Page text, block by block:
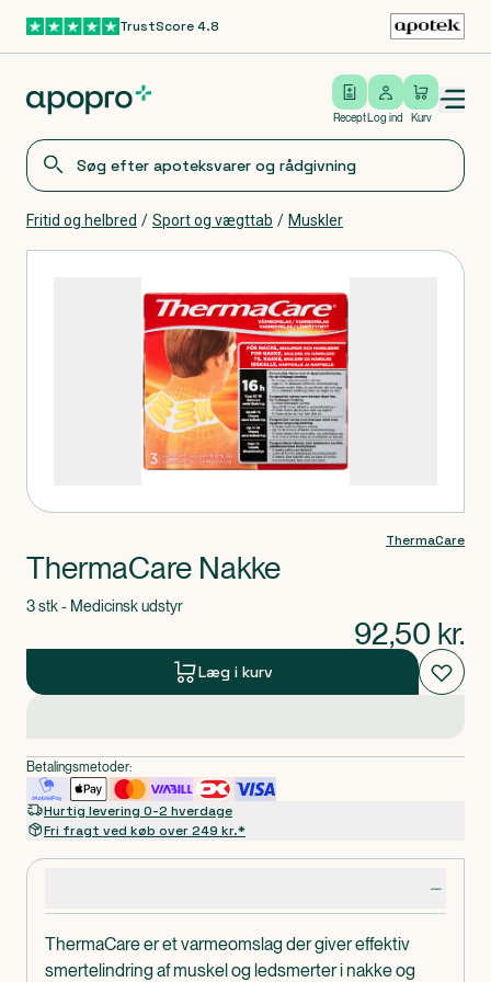
Gå til hovedindholdTrustScore 4.8
Recept
Log ind
Log ind Kurv
Open/close menu
Fritid og helbred / Sport og vægttab / Muskler
ThermaCare er et varmeomslag der giver effektiv
smertelindring af muskel og ledsmerter i nakke og
ThermaCare
ThermaCare Nakke
3 stk - Medicinsk udstyr
92,50 kr.
Læg i kurv
Betalingsmetoder:
Hurtig levering 0-2 hverdage
Fri fragt ved køb over 249 kr.*